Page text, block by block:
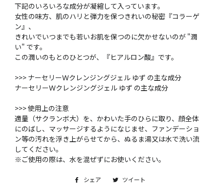
下記のいろいろな成分が凝縮して入っています。
女性の味方、肌のハリと弾力を保つきれいの秘密『コラーゲ
ン』、
きれいでいつまでも若いお肌を保つのに欠かせないのが "潤
い" です。
この潤いのもとのひとつが、『ヒアルロン酸』です。
>>> ナーセリーＷクレンジングジェル ゆず の主な成分
ナーセリーＷクレンジングジェル ゆず の主な成分
>>> 使用上の注意
適量（サクランボ大）を、かわいた手のひらに取り、顔全体
にのばし、マッサージするようになじませ、ファンデーショ
ン等の汚れを浮き上がらせてから、ぬるま湯又は水で洗い流
してください。
※ご使用の際は、水を混ぜずにお使いください。
シェア Facebookツイート